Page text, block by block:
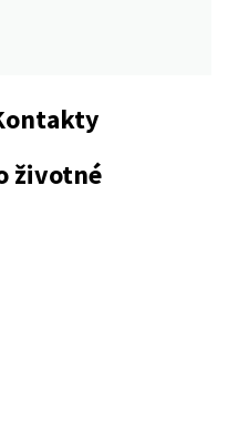
životné